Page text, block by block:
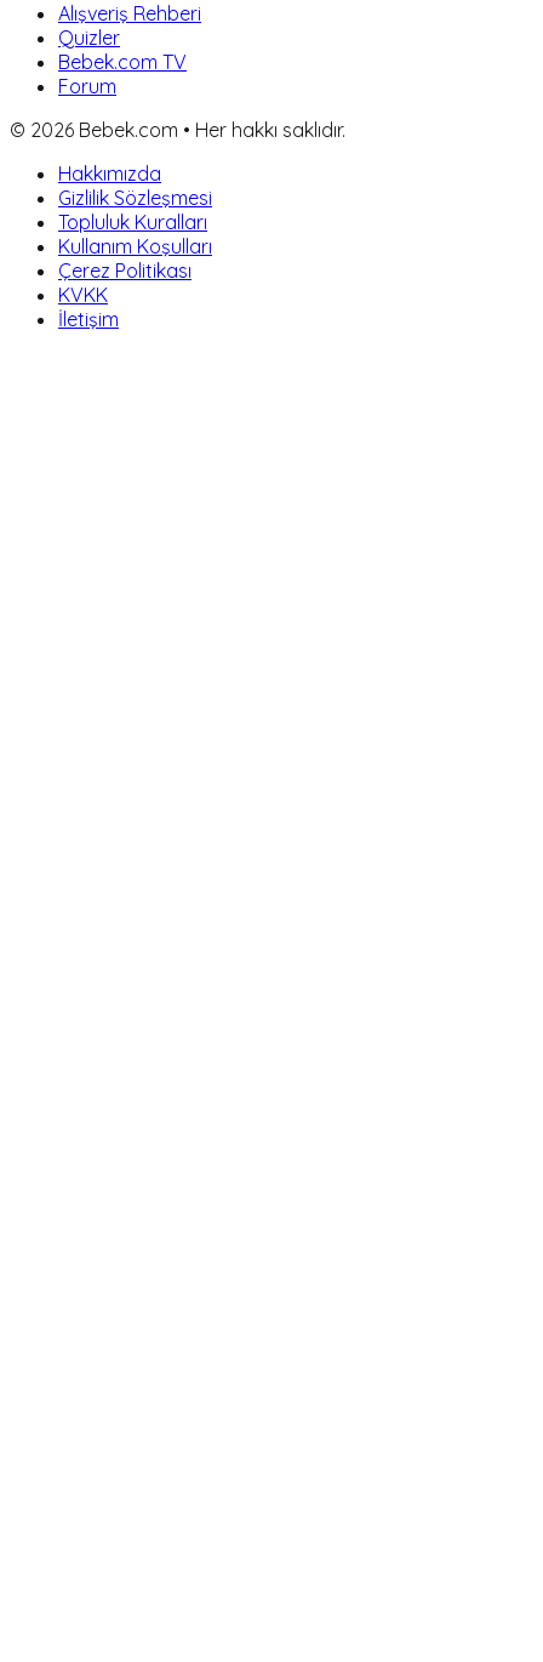
Alışveriş Rehberi
Quizler
Bebek.com TV
Forum
© 2026 Bebek.com • Her hakkı saklıdır.
Hakkımızda
Gizlilik Sözleşmesi
Topluluk Kuralları
Kullanım Koşulları
Çerez Politikası
KVKK
İletişim